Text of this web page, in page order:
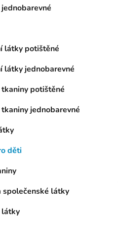
látky potištěné
látky jednobarevné
potištěné
jednobarevné
děti
společenské látky
látky